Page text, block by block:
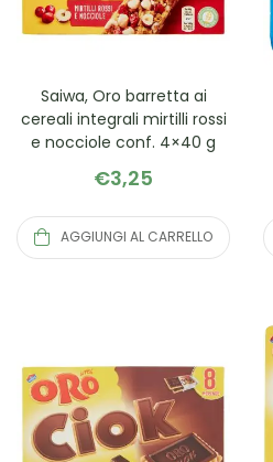
Saiwa, Oro barretta ai
cereali integrali mirtilli rossi
e nocciole conf. 4×40 g
€3,25
AGGIUNGI AL CARRELLO